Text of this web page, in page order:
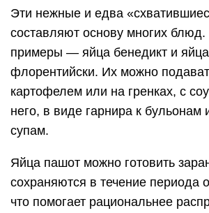
Эти нежные и едва
составляют основу многих
примеры — яйца бенедикт и
флорентийски. Их можно
картофелем или на гренках, с
него, в виде гарнира к
супам.
Яйца пашот можно готовить
сохраняются в течение периода
что помогает рациональнее